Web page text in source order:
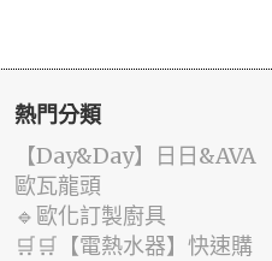
熱門分類
️【Day&Day】️日日&AVA
歐瓦龍頭
🔹歐化訂製廚具
🛒🛒【電熱水器】快速購